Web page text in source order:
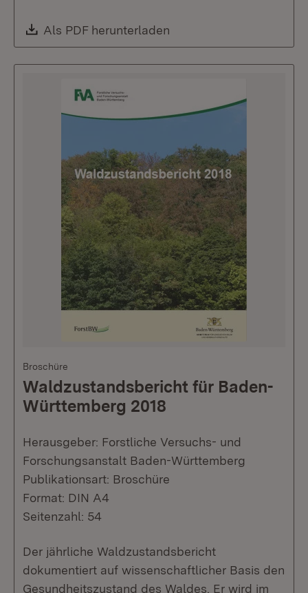
Download:
Als PDF herunterladen
Broschüre
Waldzustandsbericht für Baden-
Württemberg 2018
Herausgeber: Forstliche Versuchs- und
Forschungsanstalt Baden-Württemberg
Publikationsart: Broschüre
Format: DIN A4
Seitenzahl: 54
Der jährliche Waldzustandsbericht
dokumentiert auf wissenschaftlicher Basis den
Gesundheitszustand des Waldes. Er wird im